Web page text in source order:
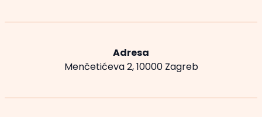
Adresa
Menčetićeva 2, 10000 Zagreb